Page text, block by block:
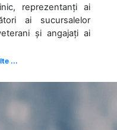
reprezentanți ai
ai sucursalelor
și angajați ai
...